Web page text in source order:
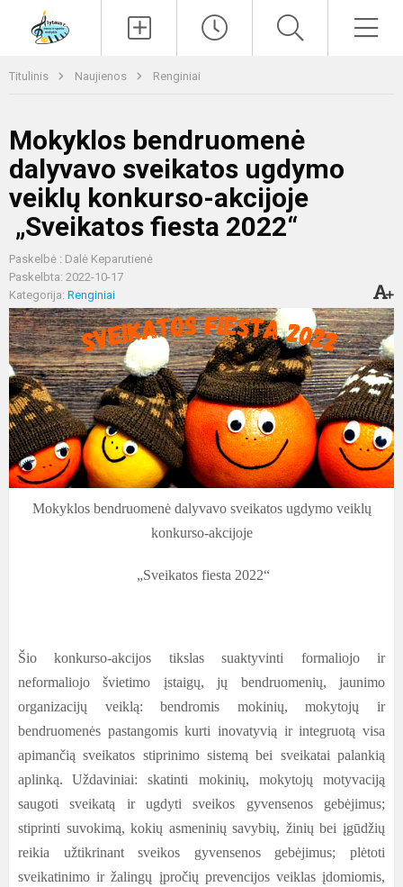
Titulinis Naujienos Renginiai
Mokyklos bendruomenė
dalyvavo sveikatos ugdymo
veiklų konkurso-akcijoje
„Sveikatos fiesta 2022“
Paskelbė : Dalė Keparutienė
Paskelbta: 2022-10-17
Kategorija: Renginiai
Mokyklos bendruomenė dalyvavo sveikatos ugdymo veiklų
konkurso-akcijoje
„Sveikatos fiesta 2022“
Šio konkurso-akcijos tikslas suaktyvinti formaliojo ir
neformaliojo švietimo įstaigų, jų bendruomenių, jaunimo
organizacijų veiklą: bendromis mokinių, mokytojų ir
bendruomenės pastangomis kurti inovatyvią ir integruotą visa
apimančią sveikatos stiprinimo sistemą bei sveikatai palankią
aplinką.
Uždaviniai: skatinti mokinių, mokytojų motyvaciją
saugoti sveikatą ir ugdyti sveikos gyvensenos gebėjimus;
stiprinti suvokimą, kokių asmeninių savybių, žinių bei įgūdžių
reikia užtikrinant sveikos gyvensenos gebėjimus; plėtoti
sveikatinimo ir žalingų įpročių prevencijos veiklas įdomiomis,